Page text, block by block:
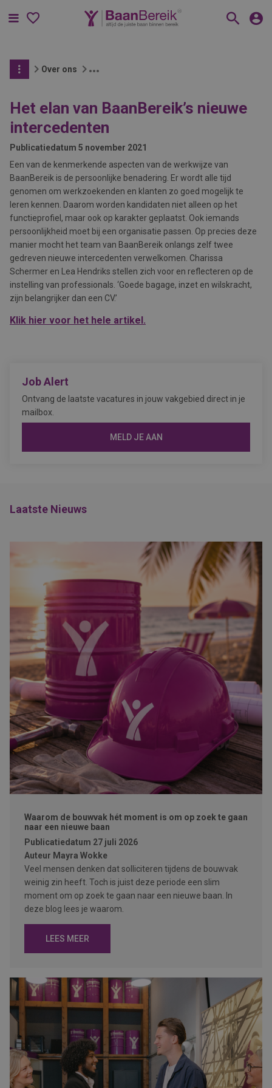
Menu
Over ons
Het elan van BaanBereik’s nieuwe
intercedenten
Publicatiedatum 5 november 2021
Een van de kenmerkende aspecten van de werkwijze van
BaanBereik is de persoonlijke benadering. Er wordt alle tijd
genomen om werkzoekenden en klanten zo goed mogelijk te
leren kennen. Daarom worden kandidaten niet alleen op het
functieprofiel, maar ook op karakter geplaatst. Ook iemands
persoonlijkheid moet bij een organisatie passen. Op precies deze
manier mocht het team van BaanBereik onlangs zelf twee
gedreven nieuwe intercedenten verwelkomen. Charissa
Schermer en Lea Hendriks stellen zich voor en reflecteren op de
instelling van professionals. ‘Goede bagage, inzet en wilskracht,
zijn belangrijker dan een CV.’
Klik hier voor het hele artikel.
Job Alert
Ontvang de laatste vacatures in jouw vakgebied direct in je
mailbox.
MELD JE AAN
Laatste Nieuws
Waarom de bouwvak hét moment is om op zoek te gaan
naar een nieuwe baan
Publicatiedatum 27 juli 2026
Auteur Mayra Wokke
Veel mensen denken dat solliciteren tijdens de bouwvak
weinig zin heeft. Toch is juist deze periode een slim
moment om op zoek te gaan naar een nieuwe baan. In
deze blog lees je waarom.
LEES MEER